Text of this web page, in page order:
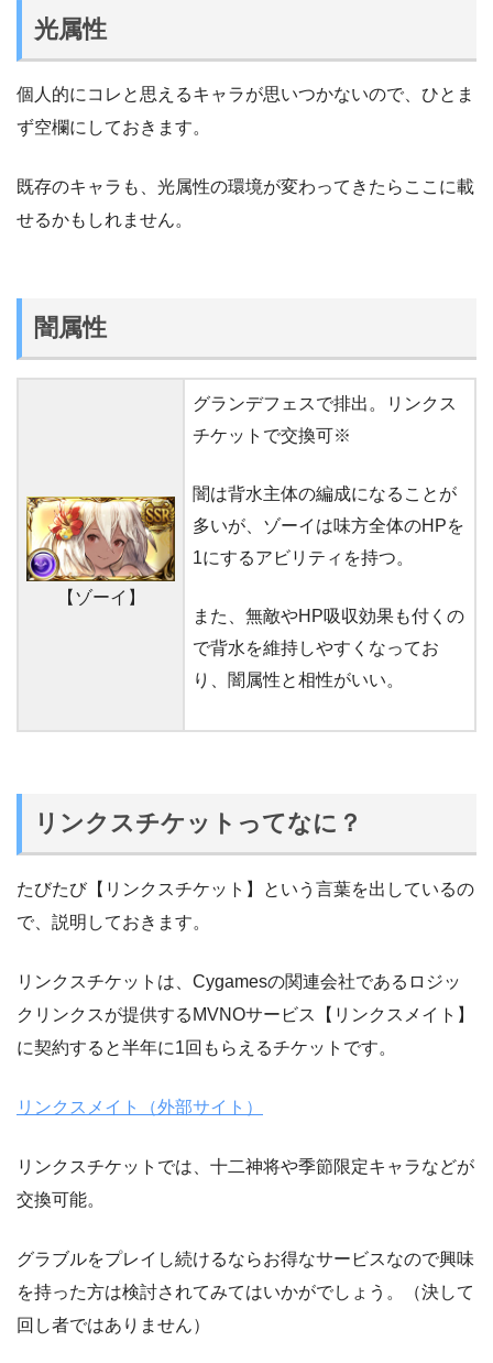
光属性
個人的にコレと思えるキャラが思いつかないので、ひとま
ず空欄にしておきます。
既存のキャラも、光属性の環境が変わってきたらここに載
せるかもしれません。
闇属性
【ゾーイ】
グランデフェスで排出。リンクス
チケットで交換可※
闇は背水主体の編成になることが
多いが、ゾーイは味方全体のHPを
1にするアビリティを持つ。
また、無敵やHP吸収効果も付くの
で背水を維持しやすくなってお
り、闇属性と相性がいい。
リンクスチケットってなに？
たびたび【リンクスチケット】という言葉を出しているの
で、説明しておきます。
リンクスチケットは、Cygamesの関連会社であるロジッ
クリンクスが提供するMVNOサービス【リンクスメイト】
に契約すると半年に1回もらえるチケットです。
リンクスメイト（外部サイト）
リンクスチケットでは、十二神将や季節限定キャラなどが
交換可能。
グラブルをプレイし続けるならお得なサービスなので興味
を持った方は検討されてみてはいかがでしょう。（決して
回し者ではありません）